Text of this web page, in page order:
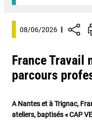
08/06/2026
France Travail
parcours
A Nantes et à Trignac,
ateliers, baptisés « CAP